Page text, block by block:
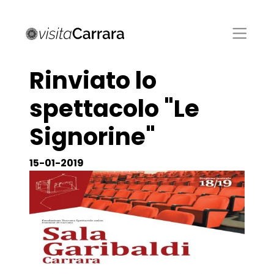
Rinviato lo
spettacolo "Le
Signorine"
15-01-2019